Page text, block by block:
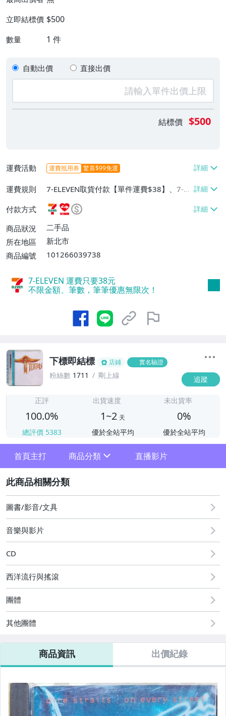
立即結標價 $500
數量 1 件
自動出價 直接出價
結標價 $500
運費活動 運費抵用券 驚喜$99免運
運費規則
7-ELEVEN取貨付款【單件運費$38】、7-EL
EVEN取貨不付款【單件運費$38】、萊爾富
取貨付款【單件運費$60】
付款方式
商品狀況
二手品
所在地區
新北市
商品編號
101266039738
7-ELEVEN 運費只要38元
不限金額、筆數，筆筆優惠無限次！
下標即結標 店鋪 實名驗證
粉絲數 1711 剛上線 追蹤
正評
100.0%
總評價 5383
出貨速度
1~2 天
優於全站平均
未出貨率
0%
優於全站平均
首頁主打 商品分類
其它
直播影片
圖書/影音/文具
音樂與影片
CD
西洋流行與搖滾
團體
其他團體
商品資訊 出價紀錄